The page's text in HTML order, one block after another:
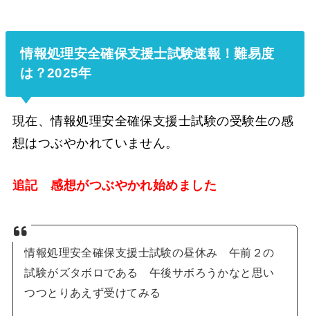
情報処理安全確保支援士試験速報！難易度
は？2025年
現在、情報処理安全確保支援士試験の受験生の感
想はつぶやかれていません。
追記 感想がつぶやかれ始めました
情報処理安全確保支援士試験の昼休み 午前２の
試験がズタボロである 午後サボろうかなと思い
つつとりあえず受けてみる